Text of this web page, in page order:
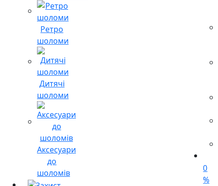
Ретро
шоломи
Дитячі
шоломи
Аксесуари
до
шоломів
0
%